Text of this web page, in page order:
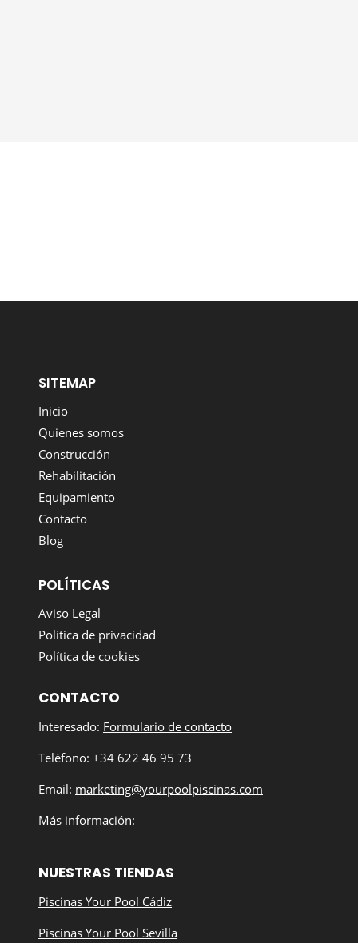
SITEMAP
Inicio
Quienes somos
Construcción
Rehabilitación
Equipamiento
Contacto
Blog
POLÍTICAS
Aviso Legal
Política de privacidad
Política de cookies
CONTACTO
Interesado: Formulario de contacto
Teléfono: +34 622 46 95 73
Email: marketing@yourpoolpiscinas.com
Más información:
NUESTRAS TIENDAS
Piscinas Your Pool Cádiz
Piscinas Your Pool Sevilla